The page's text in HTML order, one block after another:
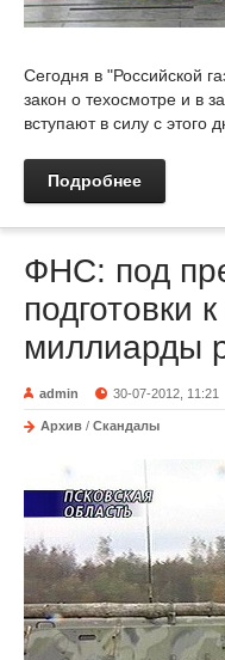
Сегодня в "Российской
закон о техосмотре и в
вступают в силу с этого
Подробнее
ФНС: под
подготовки
миллиарды
admin 30-07-2012, 11:21
Архив / Скандалы